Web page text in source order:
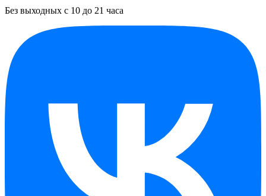
Без выходных с 10 до 21 часа